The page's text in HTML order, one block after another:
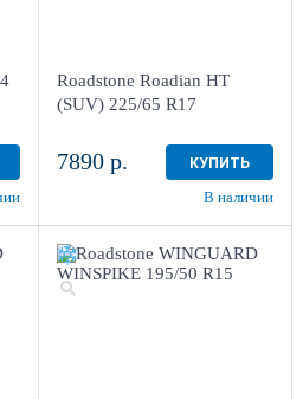
Roadstone Roadian HT
(SUV) 225/65 R17
7890 р. КУПИТЬ
В наличии